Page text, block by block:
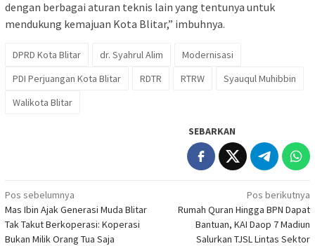
dengan berbagai aturan teknis lain yang tentunya untuk
mendukung kemajuan Kota Blitar,” imbuhnya.
DPRD Kota Blitar dr. Syahrul Alim
Modernisasi
PDI Perjuangan Kota Blitar
RDTR RTRW
Syauqul Muhibbin
Walikota Blitar
SEBARKAN
Navigasi
pos
Pos sebelumnya
Mas Ibin Ajak Generasi Muda Blitar
Tak Takut Berkoperasi: Koperasi
Bukan Milik Orang Tua Saja
Pos berikutnya
Rumah Quran Hingga BPN Dapat
Bantuan, KAI Daop 7 Madiun
Salurkan TJSL Lintas Sektor